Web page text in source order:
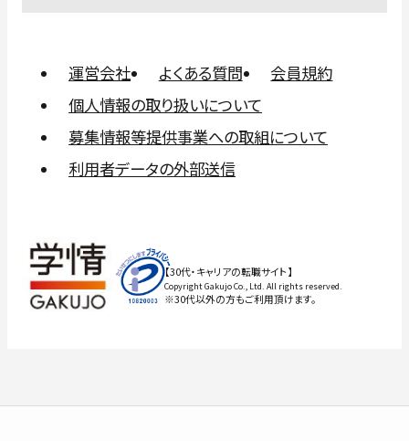
運営会社 よくある質問
会員規約
個人情報の取り扱いについて
募集情報等提供事業への取組について
利用者データの外部送信
【30代・キャリアの転職サイト】
Copyright Gakujo Co., Ltd. All rights reserved.
※30代以外の方もご利用頂けます。